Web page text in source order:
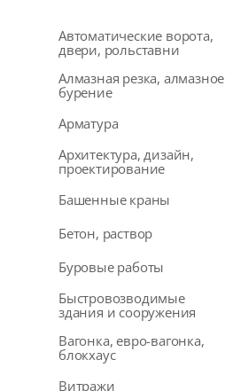
Автоматические ворота,
двери, рольставни
Алмазная резка, алмазное
бурение
Арматура
Архитектура, дизайн,
проектирование
Башенные краны
Бетон, раствор
Буровые работы
Быстровозводимые
здания и сооружения
Вагонка, евро-вагонка,
блокхаус
Витражи